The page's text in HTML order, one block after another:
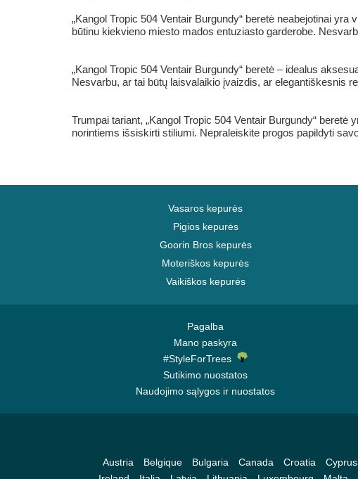
„Kangol Tropic 504 Ventair Burgundy“ beretė neabejotinai
būtinu kiekvieno miesto mados entuziasto garderobe.
„Kangol Tropic 504 Ventair Burgundy“ beretė – idealus
Nesvarbu, ar tai būtų laisvalaikio įvaizdis, ar elegantiškesnis
Trumpai tariant, „Kangol Tropic 504 Ventair Burgundy“
norintiems išsiskirti stiliumi. Nepraleiskite progos papildyti
Vasaros kepurės
Pigios kepurės
Goorin Bros kepurės
Moteriškos kepurės
Vaikiškos kepurės
Pagalba
Mano paskyra
#StyleForTrees
Sutikimo nuostatos
Naudojimo sąlygos ir nuostatos
Austria Belgique Bulgaria Canada Croatia Cyprus